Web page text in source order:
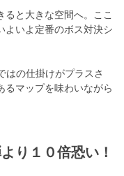
と大きな空間へ。ここ
よいよ定番のボス対決シ
はの仕掛けがプラスさ
るマップを味わいながら
り１０倍恐い！